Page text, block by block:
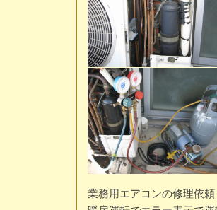
業務用エアコンの修理依頼